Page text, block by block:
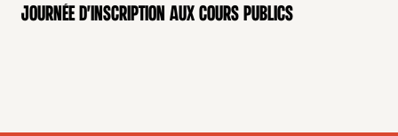
Journée d'inscription aux cours publics